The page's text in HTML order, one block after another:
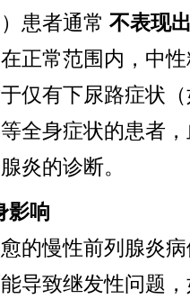
患者通常 不表现
正常范围内，中
仅有下尿路症状
全身症状的患者
炎的诊断。
影响
的慢性前列腺炎
导致继发性问题